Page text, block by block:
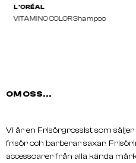
OM OSS...
Vi är en Frisörgrossist som
frisör och barberar saxar,
accessoarer från alla kända